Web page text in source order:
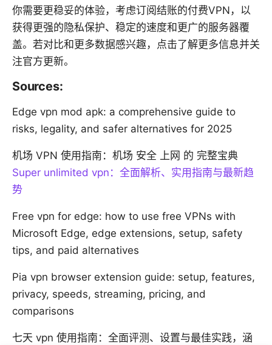
你需要更稳妥的体验，考虑订阅结账的付费VPN，以
获得更强的隐私保护、稳定的速度和更广的服务器覆
盖。若对比和更多数据感兴趣，点击了解更多信息并关
注官方更新。
Sources:
Edge vpn mod apk: a comprehensive guide to
risks, legality, and safer alternatives for 2025
机场 VPN 使用指南：机场 安全 上网 的 完整宝典
Super unlimited vpn：全面解析、实用指南与最新趋
势
Free vpn for edge: how to use free VPNs with
Microsoft Edge, edge extensions, setup, safety
tips, and paid alternatives
Pia vpn browser extension guide: setup, features,
privacy, speeds, streaming, pricing, and
comparisons
七天 vpn 使用指南：全面评测、设置与最佳实践，涵